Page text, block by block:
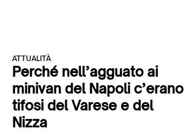
Chi siamo
Contatti
ATTUALITÀ
Perché nell’agguato ai
minivan del Napoli c’erano
tifosi del Varese e del
Nizza